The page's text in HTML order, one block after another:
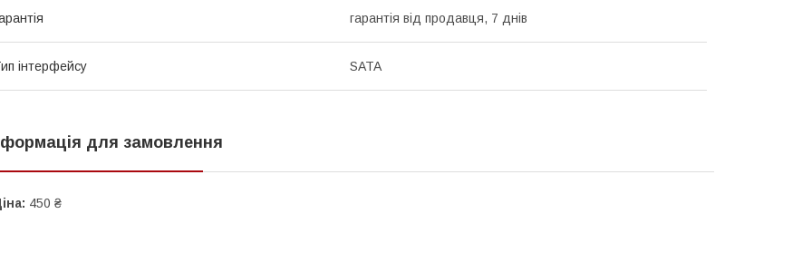
гарантія від продавця, 7 днів
інтерфейсу SATA
для замовлення
450 ₴